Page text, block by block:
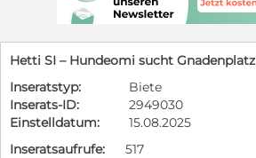
Hetti SI – Hundeomi sucht Gnadenplatz
Inseratstyp:
Biete
Inserats-ID:
2949030
Einstelldatum:
15.08.2025
Inseratsaufrufe:
517